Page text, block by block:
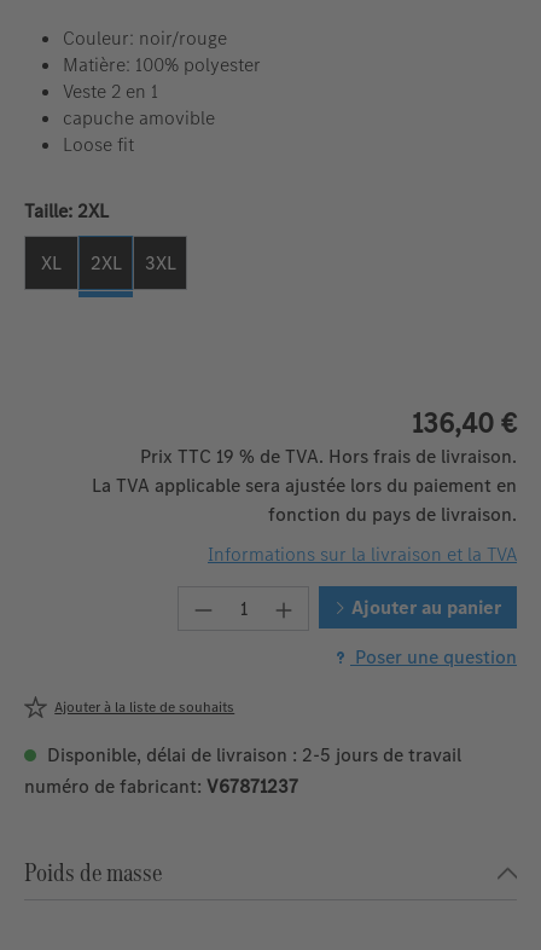
Couleur: noir/rouge
Matière: 100% polyester
Veste 2 en 1
capuche amovible
Loose fit
Sélectionnez
Taille: 2XL
XL 2XL 3XL
136,40 €
Prix TTC 19 % de TVA. Hors frais de livraison.
La TVA applicable sera ajustée lors du paiement en
fonction du pays de livraison.
Informations sur la livraison et la TVA
Quantité de produit : Entrez
Ajouter au panier
Poser une question
Ajouter à la liste de souhaits
Disponible, délai de livraison : 2-5 jours de travail
numéro de fabricant: V67871237
Poids de masse